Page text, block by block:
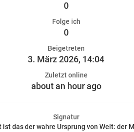
0
Folge ich
0
Beigetreten
3. März 2026, 14:04
Zuletzt online
about an hour ago
Signatur
ist das der wahre Ursprung von Welt: der